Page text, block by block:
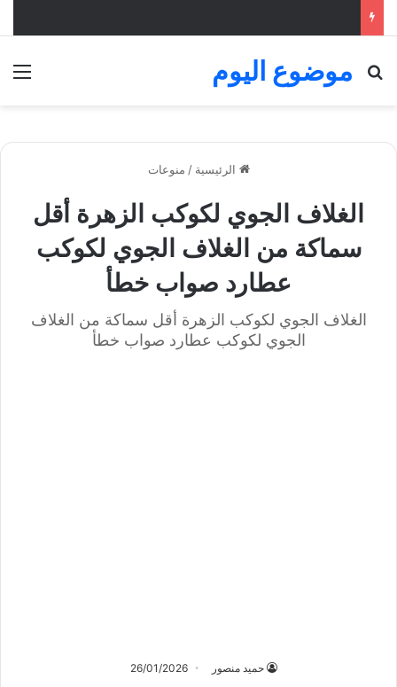
موضوع اليوم
بحث عن
الرئيسية / منوعات
الغلاف الجوي لكوكب الزهرة أقل
سماكة من الغلاف الجوي لكوكب
عطارد صواب خطأ
الغلاف الجوي لكوكب الزهرة أقل سماكة من الغلاف
الجوي لكوكب عطارد صواب خطأ
حميد منصور 26/01/2026